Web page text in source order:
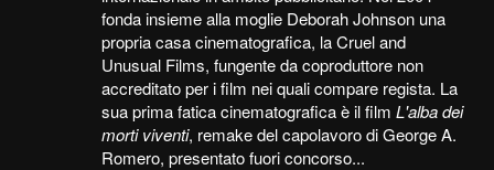
fonda insieme alla moglie Deborah Johnson una
propria casa cinematografica, la Cruel and
Unusual Films, fungente da coproduttore non
accreditato per i film nei quali compare regista. La
sua prima fatica cinematografica è il filmL'alba dei
morti viventi, remake del capolavoro di George A.
Romero, presentato fuori concorso...